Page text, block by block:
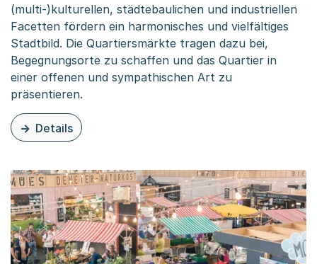
(multi-)kulturellen, städtebaulichen und industriellen
Facetten fördern ein harmonisches und vielfältiges
Stadtbild. Die Quartiersmärkte tragen dazu bei,
Begegnungsorte zu schaffen und das Quartier in
einer offenen und sympathischen Art zu
präsentieren.
Details
zu dieser Seite: Quartiermärkte